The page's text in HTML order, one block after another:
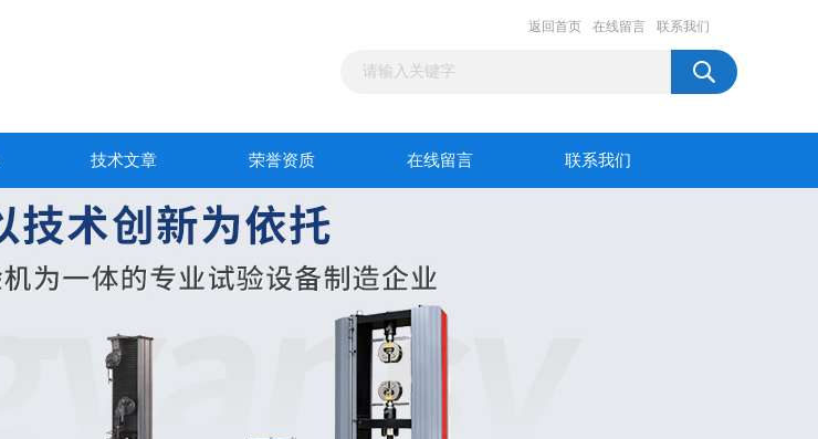
返回首页 在线留言 联系我们
技术文章 荣誉资质 在线留言 联系我们